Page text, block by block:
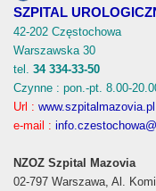
SZPITAL
42-202 Częstochowa
Warszawska 30
tel. 34 334-33-50
Czynne : pon.-pt. 8.00-
Url : www.szpitalmazovia.pl
e-mail :
NZOZ Szpital Mazovia
02-797 Warszawa, Al.